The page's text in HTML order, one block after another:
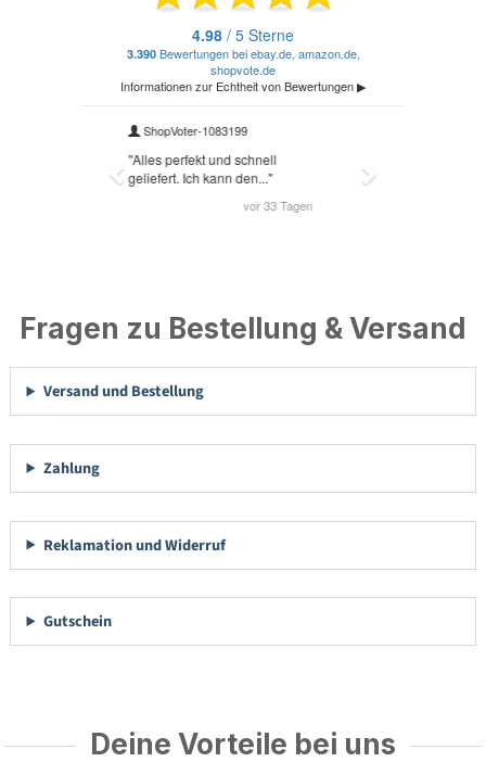
Fragen zu Bestellung & Versand
Versand und Bestellung
Zahlung
Reklamation und Widerruf
Gutschein
Deine Vorteile bei uns